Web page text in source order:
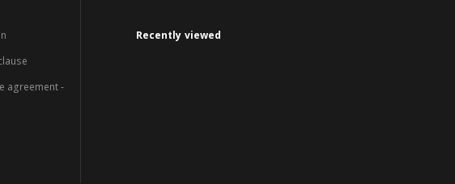
agreement -
Recently viewed